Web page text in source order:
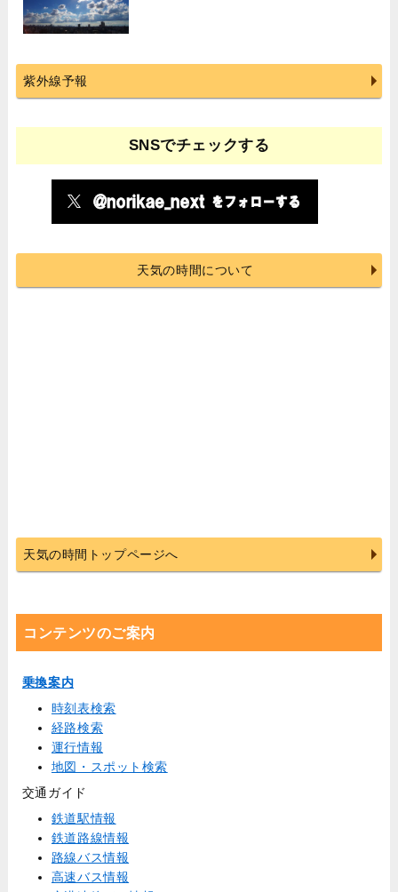
紫外線予報
SNSでチェックする
天気の時間について
天気の時間トップページへ
コンテンツのご案内
乗換案内
時刻表検索
経路検索
運行情報
地図・スポット検索
交通ガイド
鉄道駅情報
鉄道路線情報
路線バス情報
高速バス情報